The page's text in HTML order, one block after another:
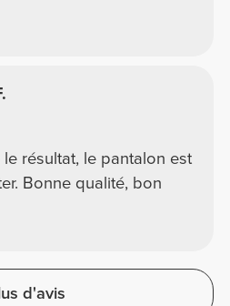
résultat, le pantalon est
Bonne qualité, bon
d'avis